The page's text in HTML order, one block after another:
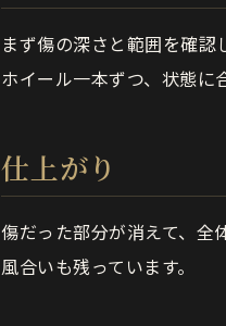
まず傷の深さと範囲を確認
ホイール一本ずつ、状態に
仕上がり
傷だった部分が消えて、全
風合いも残っています。